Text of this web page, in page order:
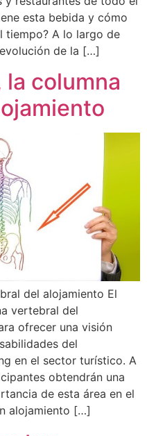
esta bebida y cómo
tiempo? A lo largo de
de la […]
columna
del alojamiento El
vertebral del
ofrecer una visión
del
en el sector turístico. A
obtendrán una
de esta área en el
alojamiento […]